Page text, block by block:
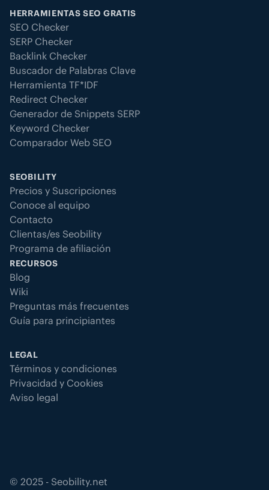
HERRAMIENTAS SEO GRATIS
SEO Checker
SERP Checker
Backlink Checker
Buscador de Palabras Clave
Herramienta TF*IDF
Redirect Checker
Generador de Snippets SERP
Keyword Checker
Comparador Web SEO
SEOBILITY
Precios y Suscripciones
Conoce al equipo
Contacto
Clientas/es Seobility
Programa de afiliación
RECURSOS
Blog
Wiki
Preguntas más frecuentes
Guía para principiantes
LEGAL
Términos y condiciones
Privacidad y Cookies
Aviso legal
© 2025 - Seobility.net